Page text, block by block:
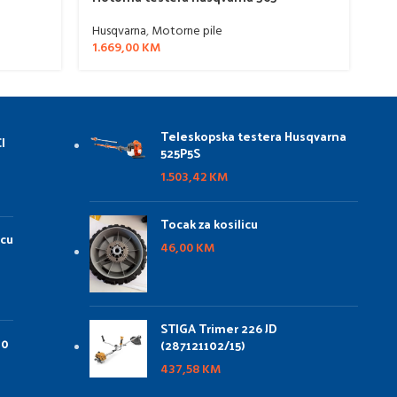
Husqvarna,Motorne pile
1.669,00KM
Teleskopska testera Husqvarna
525P5S
1.503,42KM
Tocak za kosilicu
46,00KM
STIGA Trimer 226 JD
(287121102/15)
437,58KM